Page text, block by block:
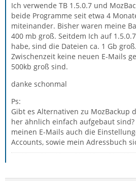
Ich verwende TB 1.5.0.7 und
beide Programme seit etwa 4
miteinander. Bisher waren meine
400 mb groß. Seitdem Ich auf
habe, sind die Dateien ca. 1 Gb
Zwischenzeit keine neuen E-Mails
500kb groß sind.
danke schonmal
Ps:
Gibt es Alternativen zu MozBackup
her ähnlich einfach aufgebaut
meinen E-Mails auch die
Accounts, sowie mein Adressbuch